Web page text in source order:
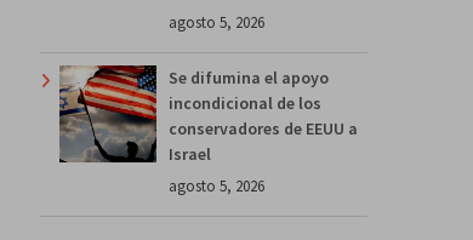
agosto 5, 2026
Se difumina el apoyo
incondicional de los
conservadores de EEUU a
Israel
agosto 5, 2026